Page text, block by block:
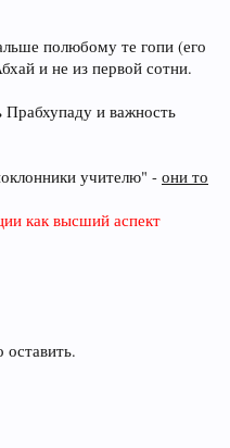
полюбому те гопи (его
и не из первой сотни.
и важность
учителю" - они то
как высший аспект
оставить.